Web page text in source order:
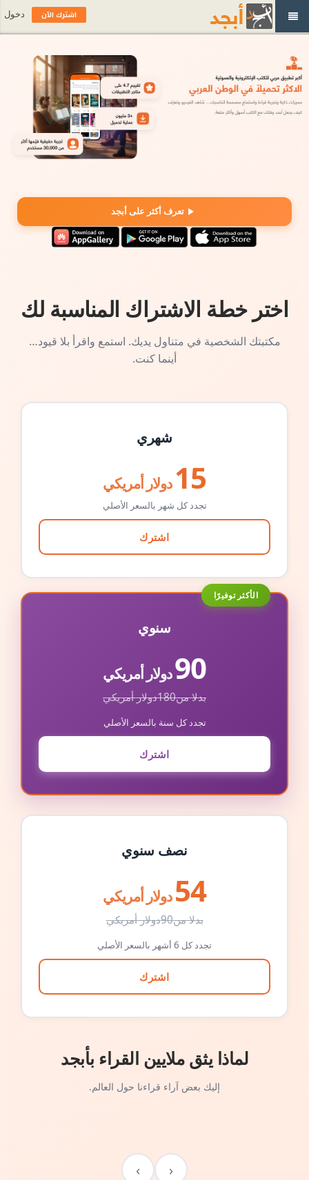
تعرف أكثر على أبجد
اختر خطة الاشتراك المناسبة لك
مكتبتك الشخصية في متناول يديك. استمع واقرأ بلا قيود…
أينما كنت.
شهري
15 دولار أمريكي
تجدد كل شهر بالسعر الأصلي
اشترك
الأكثر توفيرًا
سنوي
90دولار أمريكي
بدلا من180دولار أمريكي
تجدد كل سنة بالسعر الأصلي
اشترك
نصف سنوي
54 دولار أمريكي
بدلا من90دولار أمريكي
تجدد كل 6 أشهر بالسعر الأصلي
اشترك
لماذا يثق ملايين القراء بأبجد
إليك بعض آراء قراءنا حول العالم.
‹
›
اشترك الآن دخول